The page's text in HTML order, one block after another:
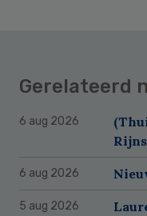
Gerelateerd
6 aug 2026
6 aug 2026
5 aug 2026